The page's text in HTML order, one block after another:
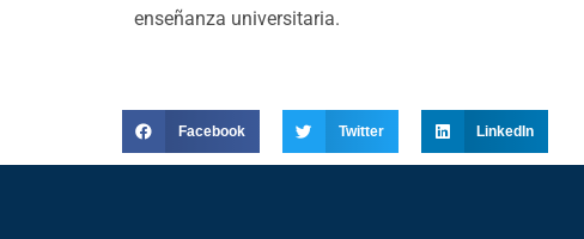
enseñanza universitaria.
Facebook Twitter LinkedIn